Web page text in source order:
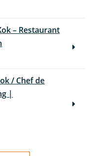
– Restaurant
/ Chef de
|